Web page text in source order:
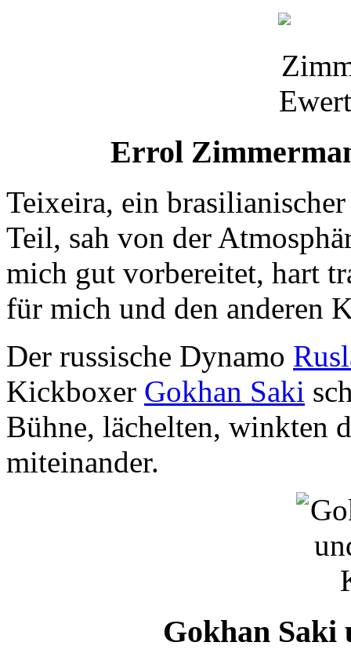
Errol
Teixeira, ein
Teil, sah von der
mich gut vorbereitet, hart
für mich und den anderen
Der russische Dynamo
Kickboxer Gokhan Saki
Bühne, lächelten, winkten
miteinander.
Gokhan Saki